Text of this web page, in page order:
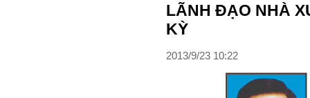
LÃNH ĐẠO NHÀ
KỲ
2013/9/23 10:22